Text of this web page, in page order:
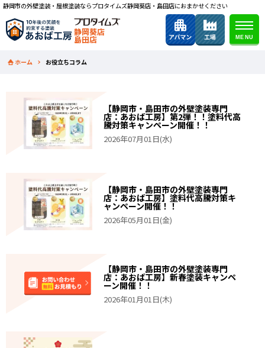
静岡市の外壁塗装・屋根塗装ならプロタイムズ静岡葵店・島田店におまかせください
静岡葵店
島田店
ホーム お役立ちコラム
【静岡市・島田市の外壁塗装専門
店：あおば工房】第2弾！！塗料代高
騰対策キャンペーン開催！！
2026年07月01日(水)
【静岡市・島田市の外壁塗装専門
店：あおば工房】塗料代高騰対策キ
ャンペーン開催！！
2026年05月01日(金)
【静岡市・島田市の外壁塗装専門
店：あおば工房】新春塗装キャンペ
ーン開催！！
2026年01月01日(木)